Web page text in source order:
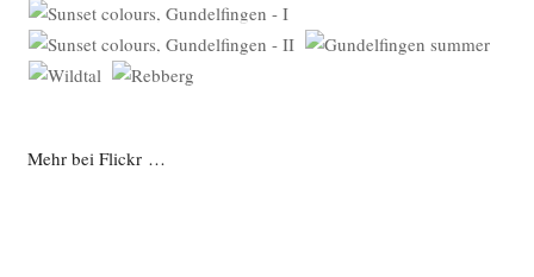
Mehr bei Flickr …